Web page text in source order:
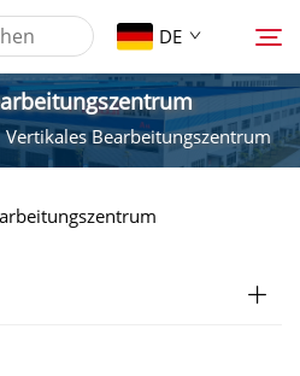
DE
Vertikales Bearbeitungszentrum